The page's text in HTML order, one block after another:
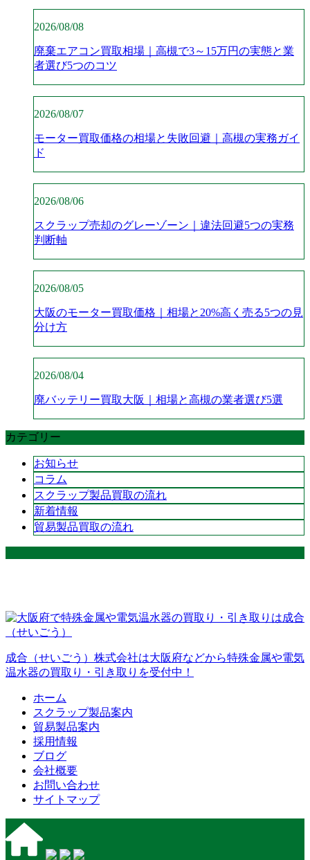
2026/08/08
廃棄エアコン買取相場｜高槻で3～15万円の実態と業
者選び5つのコツ
2026/08/07
モーター買取価格の相場と失敗回避｜高槻の実務ガイ
ド
2026/08/06
スクラップ売却のグレーゾーン｜違法回避5つの実務
判断軸
2026/08/05
大阪のモーター買取価格｜相場と20%高く売る5つの見
分け方
2026/08/04
廃バッテリー買取大阪｜相場と高槻の業者選び5選
カテゴリー
お知らせ
コラム
スクラップ製品買取の流れ
新着情報
貿易製品買取の流れ
成合（せいごう）株式会社は大阪府などから特殊金属や電気
温水器の買取り・引き取りを受付中！
ホーム
スクラップ製品案内
貿易製品案内
採用情報
ブログ
会社概要
お問い合わせ
サイトマップ